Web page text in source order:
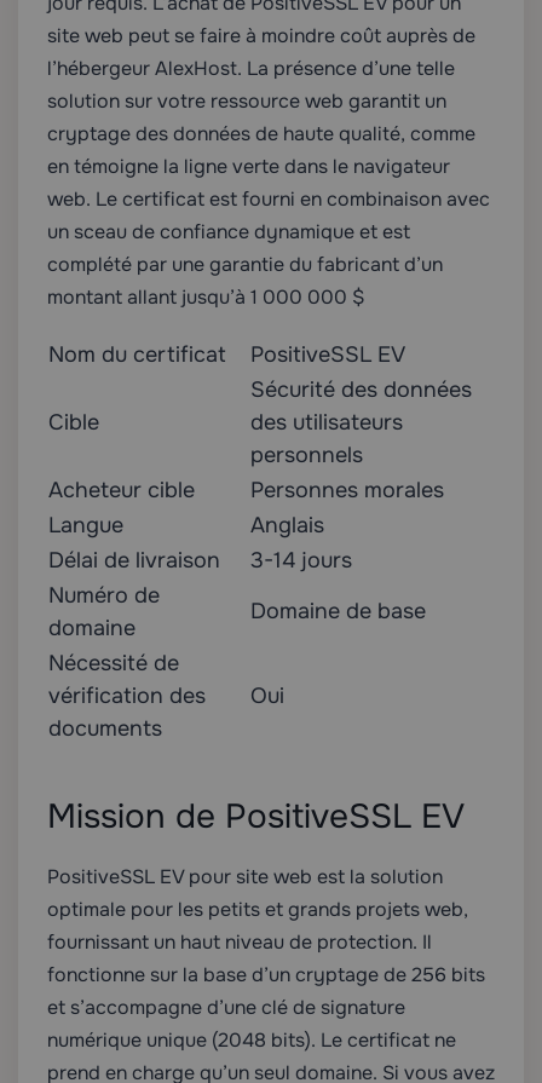
site web peut se faire à moindre coût auprès de
l’hébergeur AlexHost. La présence d’une telle
solution sur votre ressource web garantit un
cryptage des données de haute qualité, comme
en témoigne la ligne verte dans le navigateur
web. Le certificat est fourni en combinaison avec
un sceau de confiance dynamique et est
complété par une garantie du fabricant d’un
montant allant jusqu’à 1 000 000 $
Nom du certificat PositiveSSL EV
Cible
Sécurité des données
des utilisateurs
personnels
Acheteur cible
Personnes morales
Langue
Anglais
Délai de livraison
3-14 jours
Numéro de
domaine
Domaine de base
Nécessité de
vérification des
documents
Oui
Mission de PositiveSSL EV
PositiveSSL EV pour site web est la solution
optimale pour les petits et grands projets web,
fournissant un haut niveau de protection. Il
fonctionne sur la base d’un cryptage de 256 bits
et s’accompagne d’une clé de signature
numérique unique (2048 bits). Le certificat ne
prend en charge qu’un seul domaine. Si vous avez